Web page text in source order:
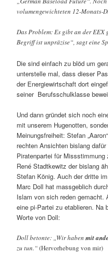
volumengewichteten 12-Monats-
Das Problem: Es gibt an der EEX
Begriff ist unpräzise“, sagt eine
Die sind einfach zu blöd um
unterstelle mal, dass dieser
der Energiewirtschaft dort
seiner Berufsschulklasse
Und dann gründet sich noch
mit unserem Hugenotten,
Meinungsfreiheit: Stefan
rechten Ansichten bislang
Piratenpartei für
René Stadtkewitz der bislang
Stefan König. Auch der dritte
Marc Doll hat massgeblich
Islam von sich reden
eine pi-Partei zu etablieren. Na
Worte von Doll:
Doll betonte: „Wir habenmit
zu tun.“(Hervorhebung von mir)